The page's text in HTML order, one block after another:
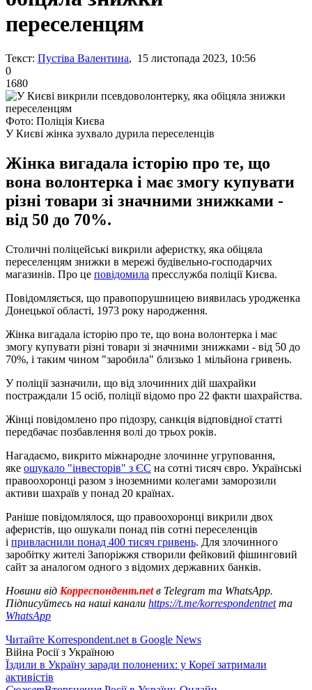
переселенцям
Текст: Пустіва Валентина, 15 листопада 2023, 10:56
0
1680
Фото: Поліція Києва
У Києві жінка зухвало дурила переселенців
Жінка вигадала історію про те, що
вона волонтерка і має змогу купувати
різні товари зі значними знижками -
від 50 до 70%.
Столичні поліцейські викрили аферистку, яка обіцяла
переселенцям знижки в мережі будівельно-господарчих
магазинів. Про це повідомила пресслужба поліції Києва.
Повідомляється, що правопорушницею виявилась уродженка
Донецької області, 1973 року народження.
Жінка вигадала історію про те, що вона волонтерка і має
змогу купувати різні товари зі значними знижками - від 50 до
70%, і таким чином "заробила" близько 1 мільйона гривень.
У поліції зазначили, що від злочинних дій шахрайки
постраждали 15 осіб, поліції відомо про 22 факти шахрайства.
Жінці повідомлено про підозру, санкція відповідної статті
передбачає позбавлення волі до трьох років.
Нагадаємо, викрито міжнародне злочинне угруповання,
яке ошукало "інвесторів" з ЄС на сотні тисяч євро. Українські
правоохоронці разом з іноземними колегами заморозили
активи шахраїв у понад 20 країнах.
Раніше повідомлялося, що правоохоронці викрили двох
аферистів, що ошукали понад пів сотні переселенців
і привласнили понад 400 тисяч гривень. Для злочинного
заробітку жителі Запоріжжя створили фейковий фішинговий
сайт за аналогом одного з відомих державних банків.
Новини від Корреспондент.netв Telegram та WhatsApp.
Підписуйтесь на наші канали https://t.me/korrespondentnetта
WhatsApp
Читайте Korrespondent.net в Google News
Війна Росії з Україною
Їздили в Україну заради полонених: у Кореї затримали
активістів